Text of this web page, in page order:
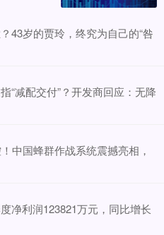
43岁的贾玲，终究为自己的“咎
“减配交付”？开发商回应：无降
中国蜂群作战系统震撼亮相，
净利润123821万元，同比增长